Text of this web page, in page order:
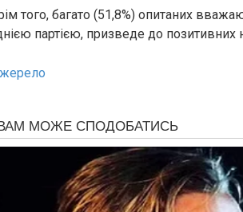
того, багато (51,8%) опитаних
партією, призведе до позитивних